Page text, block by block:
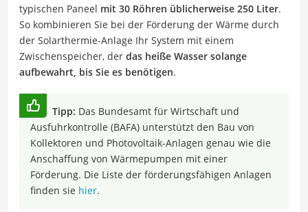
typischen Paneel mit 30 Röhren üblicherweise 250 Liter.
So kombinieren Sie bei der Förderung der Wärme durch
der Solarthermie-Anlage Ihr System mit einem
Zwischenspeicher, der das heiße Wasser solange
aufbewahrt, bis Sie es benötigen.
Tipp: Das Bundesamt für Wirtschaft und
Ausfuhrkontrolle (BAFA) unterstützt den Bau von
Kollektoren und Photovoltaik-Anlagen genau wie die
Anschaffung von Wärmepumpen mit einer
Förderung. Die Liste der förderungsfähigen Anlagen
finden sie hier.